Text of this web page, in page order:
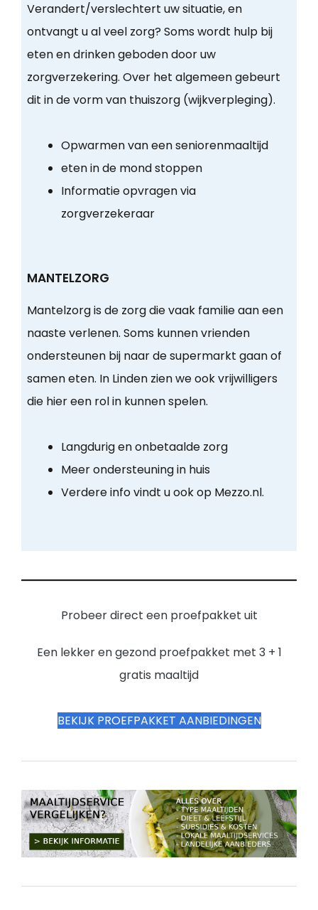
Verandert/verslechtert uw situatie, en
ontvangt u al veel zorg? Soms wordt hulp bij
eten en drinken geboden door uw
zorgverzekering. Over het algemeen gebeurt
dit in de vorm van thuiszorg (wijkverpleging).
Opwarmen van een seniorenmaaltijd
eten in de mond stoppen
Informatie opvragen via
zorgverzekeraar
MANTELZORG
Mantelzorg is de zorg die vaak familie aan een
naaste verlenen. Soms kunnen vrienden
ondersteunen bij naar de supermarkt gaan of
samen eten. In Linden zien we ook vrijwilligers
die hier een rol in kunnen spelen.
Langdurig en onbetaalde zorg
Meer ondersteuning in huis
Verdere info vindt u ook op Mezzo.nl.
Probeer direct een proefpakket uit
Een lekker en gezond proefpakket met 3 + 1
gratis maaltijd
BEKIJK PROEFPAKKET AANBIEDINGEN